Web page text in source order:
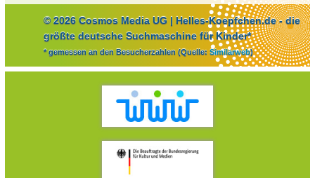
© 2026 Cosmos Media UG | Helles-Koepfchen.de - die
größte deutsche Suchmaschine für Kinder*
* gemessen an den Besucherzahlen (Quelle: Similarweb)